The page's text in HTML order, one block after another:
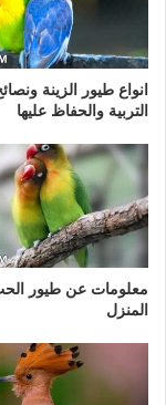
انواع طيور الزينة
التربية والحفاظ عليها
معلومات عن طيور
المنزل